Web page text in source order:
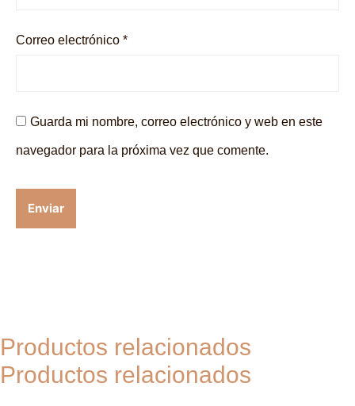
Correo electrónico *
Guarda mi nombre, correo electrónico y web en este
navegador para la próxima vez que comente.
Productos relacionados
Productos relacionados